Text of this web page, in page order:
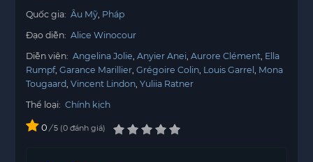
Quốc gia: Âu Mỹ Pháp
Đạo diễn: Alice Winocour
Diễn viên: Angelina Jolie Anyier Anei Aurore Clément Ella
Rumpf Garance Marillier Grégoire Colin Louis Garrel Mona
Tougaard Vincent Lindon Yuliia Ratner
Thể loại: Chính kịch
0 / 5 0 đánh giá